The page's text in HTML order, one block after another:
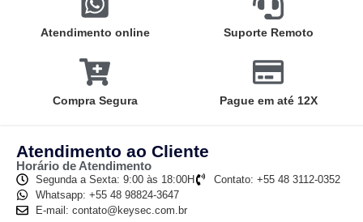
Atendimento online Suporte Remoto
Compra Segura Pague em até 12X
Atendimento ao Cliente
Horário de Atendimento
Segunda a Sexta: 9:00 às 18:00H
Contato: +55 48 3112-0352
Whatsapp: +55 48 98824-3647
E-mail: contato@keysec.com.br